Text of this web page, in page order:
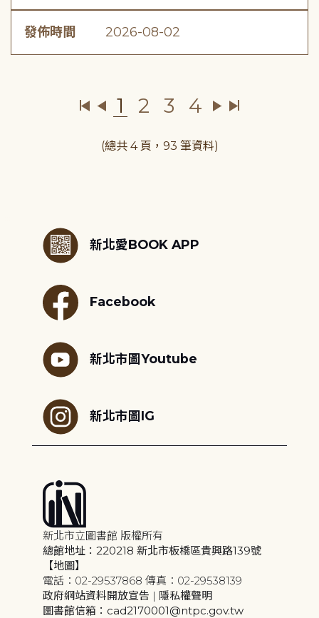
發佈時間 2026-08-02
1 2 3 4
(總共 4 頁，93 筆資料)
新北愛BOOK APP
Facebook
新北市圖Youtube
新北市圖IG
新北市立圖書館 版權所有
總館地址：220218 新北市板橋區貴興路139號
【地圖】
電話：02-29537868 傳真：02-29538139
政府網站資料開放宣告 | 隱私權聲明
圖書館信箱：cad2170001@ntpc.gov.tw